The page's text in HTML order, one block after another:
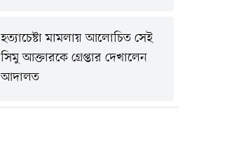
হত্যাচেষ্টা মামলায় আলোচিত সেই
সিমু আক্তারকে গ্রেপ্তার দেখালেন
আদালত